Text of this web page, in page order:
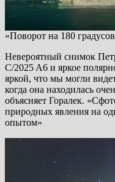
«Поворот на 180
Невероятный снимок
C/2025 A6 и яркое
яркой, что мы могли
когда она находилась
объясняет Горалек.
природных явления на
опытом»